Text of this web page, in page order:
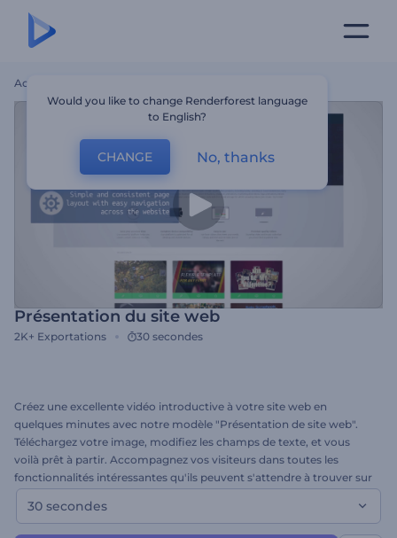
Accueil
Présentation du site web
2K+ Exportations 30 secondes
Créez une excellente vidéo introductive à votre site web en
quelques minutes avec notre modèle "Présentation de site web".
Téléchargez votre image, modifiez les champs de texte, et vous
voilà prêt à partir. Accompagnez vos visiteurs dans toutes les
fonctionnalités intéressantes qu'ils peuvent s'attendre à trouver sur
votre site. Convient notamment pour les sites web professionnels
et personnels, les blogs, etc. Essayez dès maintenant !
30 secondes
Would you like to change Renderforest language
to English?
CHANGE No, thanks